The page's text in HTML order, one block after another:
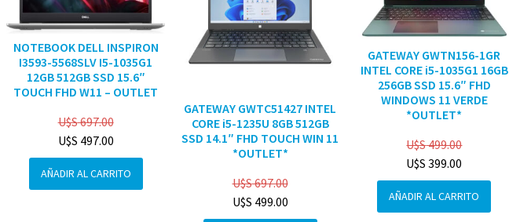
NOTEBOOK DELL INSPIRON
I3593-5568SLV I5-1035G1
12GB 512GB SSD 15.6″
TOUCH FHD W11 – OUTLET
U$S697.00
U$S 497.00
AÑADIR AL CARRITO
GATEWAY GWTC51427 INTEL
CORE i5-1235U 8GB 512GB
SSD 14.1″ FHD TOUCH WIN 11
*OUTLET*
U$S697.00
U$S 499.00
GATEWAY GWTN156-1GR
INTEL CORE i5-1035G1 16GB
256GB SSD 15.6″ FHD
WINDOWS 11 VERDE
*OUTLET*
U$S499.00
U$S 399.00
AÑADIR AL CARRITO